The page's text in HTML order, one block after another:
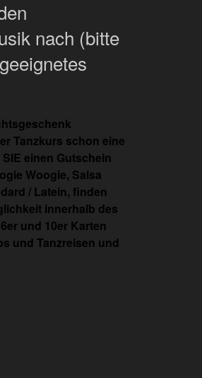
nach (bitte
Tanzkurs schon eine
einen Gutschein
Woogie, Salsa
/ Latein, finden
innerhalb des
und 10er Karten
und Tanzreisen und